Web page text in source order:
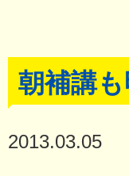
朝補講
2013.03.05